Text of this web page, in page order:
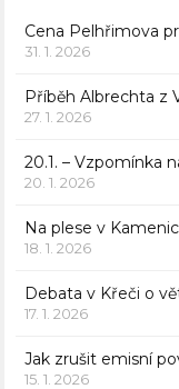
Cena Pelhřimova
31. 1. 2026
Příběh Albrechta z
27. 1. 2026
20.1. – Vzpomínka
20. 1. 2026
Na plese v
18. 1. 2026
Debata v Křeči o
17. 1. 2026
Jak zrušit emisní
15. 1. 2026